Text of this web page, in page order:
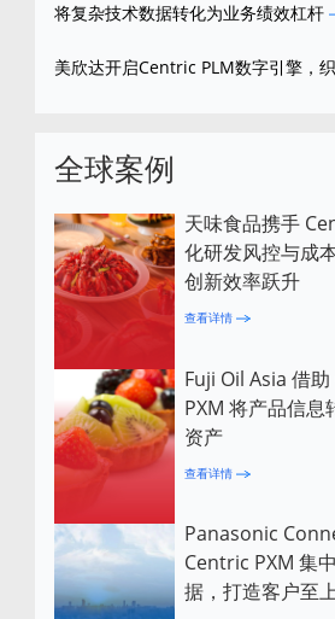
将复杂技术数据转化为业务绩效杠杆
美欣达开启Centric PLM数字引擎，
全球案例
天味食品携手
化研发风控与成
创新效率跃升
查看详情
Fuji Oil Asia 借
PXM 将产品信息
资产
查看详情
Panasonic
Centric PXM 集
据，打造客户至